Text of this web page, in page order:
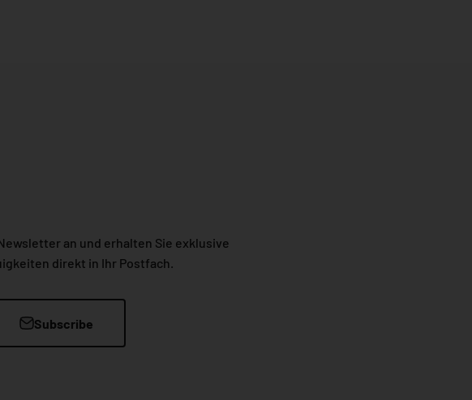
an und erhalten Sie exklusive
direkt in Ihr Postfach.
Subscribe